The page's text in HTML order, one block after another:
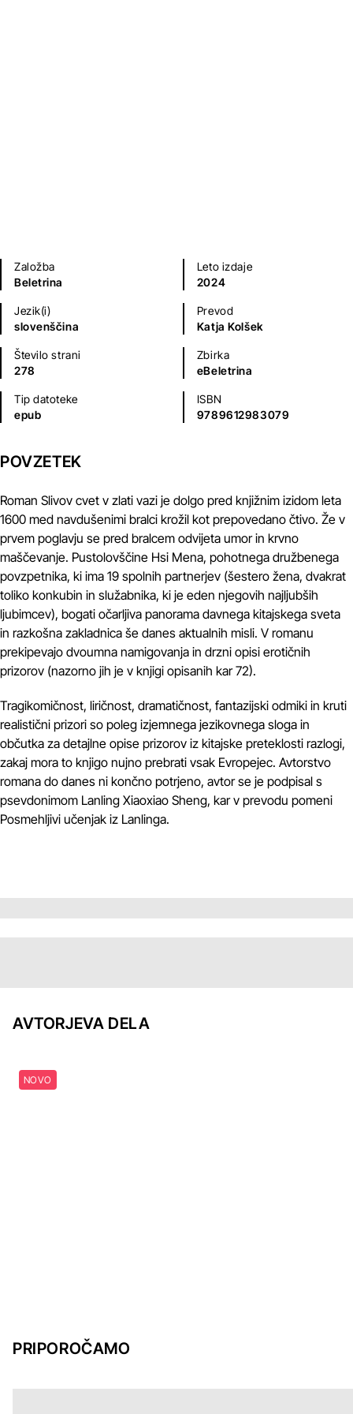
Založba
Beletrina
Leto izdaje
2024
Jezik(i)
slovenščina
Prevod
Katja Kolšek
Število strani
278
Zbirka
eBeletrina
Tip datoteke
epub
ISBN
9789612983079
POVZETEK
Roman Slivov cvet v zlati vazi je dolgo pred knjižnim izidom leta
1600 med navdušenimi bralci krožil kot prepovedano čtivo. Že v
prvem poglavju se pred bralcem odvijeta umor in krvno
maščevanje. Pustolovščine Hsi Mena, pohotnega družbenega
povzpetnika, ki ima 19 spolnih partnerjev (šestero žena, dvakrat
toliko konkubin in služabnika, ki je eden njegovih najljubših
ljubimcev), bogati očarljiva panorama davnega kitajskega sveta
in razkošna zakladnica še danes aktualnih misli. V romanu
prekipevajo dvoumna namigovanja in drzni opisi erotičnih
prizorov (nazorno jih je v knjigi opisanih kar 72).
Tragikomičnost, liričnost, dramatičnost, fantazijski odmiki in kruti
realistični prizori so poleg izjemnega jezikovnega sloga in
občutka za detajlne opise prizorov iz kitajske preteklosti razlogi,
zakaj mora to knjigo nujno prebrati vsak Evropejec. Avtorstvo
romana do danes ni končno potrjeno, avtor se je podpisal s
psevdonimom Lanling Xiaoxiao Sheng, kar v prevodu pomeni
Posmehljivi učenjak iz Lanlinga.
AVTORJEVA DELA
NOVO
PRIPOROČAMO